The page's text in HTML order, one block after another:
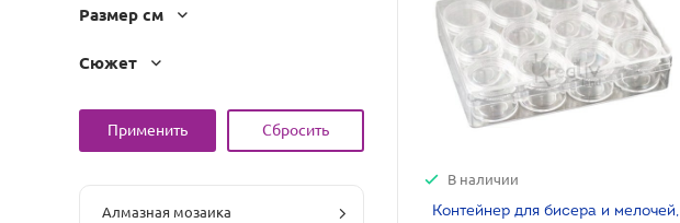
Размер см
Сюжет
Алмазная мозаика
В наличии
Контейнер для бисера и мелочей,